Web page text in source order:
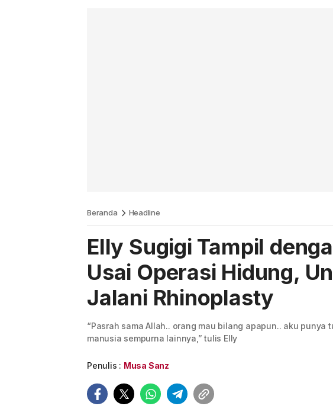
Beranda Headline
Elly Sugigi Tampil
Usai Operasi Hidung,
Jalani Rhinoplasty
“Pasrah sama Allah.. orang mau bilang apapun.. aku
manusia sempurna lainnya,” tulis Elly
Penulis : Musa Sanz